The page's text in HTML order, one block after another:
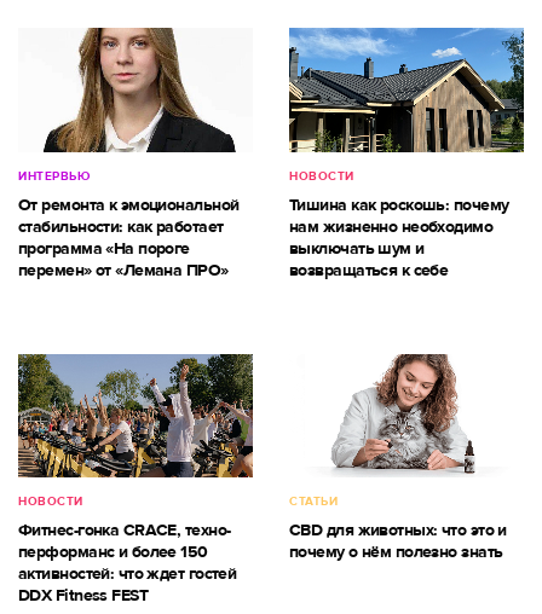
ИНТЕРВЬЮ
От ремонта к эмоциональной
стабильности: как работает
программа «На пороге
перемен» от «Лемана ПРО»
НОВОСТИ
Тишина как роскошь: почему
нам жизненно необходимо
выключать шум и
возвращаться к себе
НОВОСТИ
Фитнес-гонка CRACE, техно-
перформанс и более 150
активностей: что ждет гостей
DDX Fitness FEST
СТАТЬИ
CBD для животных: что это и
почему о нём полезно знать